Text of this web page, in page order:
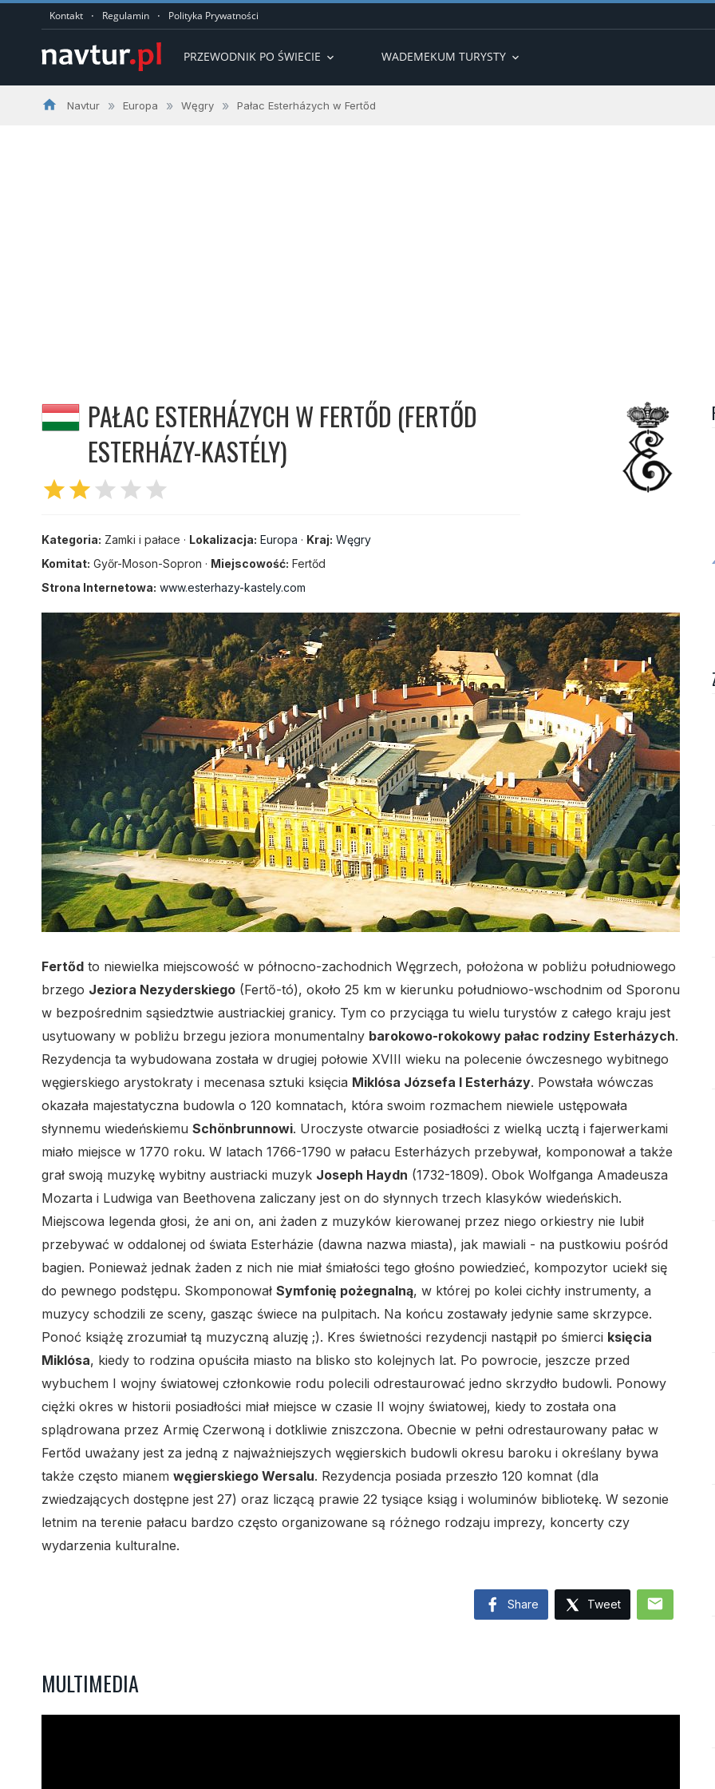
Kontakt · Regulamin · Polityka Prywatności
PRZEWODNIK PO ŚWIECIE expand_more WADEMEKUM TURYSTY expand_more
home Navtur » Europa » Węgry » Pałac Esterházych w Fertőd
PAŁAC ESTERHÁZYCH W FERTŐD (FERTŐD
ESTERHÁZY-KASTÉLY)
starstar star star star
Kategoria: Zamki i pałace · Lokalizacja: Europa · Kraj: Węgry
Komitat: Győr-Moson-Sopron · Miejscowość: Fertőd
Strona Internetowa: www.esterhazy-kastely.com
Fertőd to niewielka miejscowość w północno-zachodnich Węgrzech, położona w pobliżu południowego
brzego Jeziora Nezyderskiego (Fertő-tó), około 25 km w kierunku południowo-wschodnim od Sporonu
w bezpośrednim sąsiedztwie austriackiej granicy. Tym co przyciąga tu wielu turystów z całego kraju jest
usytuowany w pobliżu brzegu jeziora monumentalny barokowo-rokokowy pałac rodziny Esterházych.
Rezydencja ta wybudowana została w drugiej połowie XVIII wieku na polecenie ówczesnego wybitnego
węgierskiego arystokraty i mecenasa sztuki księcia Miklósa Józsefa I Esterházy. Powstała wówczas
okazała majestatyczna budowla o 120 komnatach, która swoim rozmachem niewiele ustępowała
słynnemu wiedeńskiemu Schönbrunnowi. Uroczyste otwarcie posiadłości z wielką ucztą i fajerwerkami
miało miejsce w 1770 roku. W latach 1766-1790 w pałacu Esterházych przebywał, komponował a także
grał swoją muzykę wybitny austriacki muzyk Joseph Haydn (1732-1809). Obok Wolfganga Amadeusza
Mozarta i Ludwiga van Beethovena zaliczany jest on do słynnych trzech klasyków wiedeńskich.
Miejscowa legenda głosi, że ani on, ani żaden z muzyków kierowanej przez niego orkiestry nie lubił
przebywać w oddalonej od świata Esterházie (dawna nazwa miasta), jak mawiali - na pustkowiu pośród
bagien. Ponieważ jednak żaden z nich nie miał śmiałości tego głośno powiedzieć, kompozytor uciekł się
do pewnego podstępu. Skomponował Symfonię pożegnalną, w której po kolei cichły instrumenty, a
muzycy schodzili ze sceny, gasząc świece na pulpitach. Na końcu zostawały jedynie same skrzypce.
Ponoć książę zrozumiał tą muzyczną aluzję ;). Kres świetności rezydencji nastąpił po śmierci księcia
Miklósa, kiedy to rodzina opuściła miasto na blisko sto kolejnych lat. Po powrocie, jeszcze przed
wybuchem I wojny światowej członkowie rodu polecili odrestaurować jedno skrzydło budowli. Ponowy
ciężki okres w historii posiadłości miał miejsce w czasie II wojny światowej, kiedy to została ona
splądrowana przez Armię Czerwoną i dotkliwie zniszczona. Obecnie w pełni odrestaurowany pałac w
Fertőd uważany jest za jedną z najważniejszych węgierskich budowli okresu baroku i określany bywa
także często mianem węgierskiego Wersalu. Rezydencja posiada przeszło 120 komnat (dla
zwiedzających dostępne jest 27) oraz liczącą prawie 22 tysiące ksiąg i woluminów bibliotekę. W sezonie
letnim na terenie pałacu bardzo często organizowane są różnego rodzaju imprezy, koncerty czy
wydarzenia kulturalne.
Share Tweet mail
MULTIMEDIA